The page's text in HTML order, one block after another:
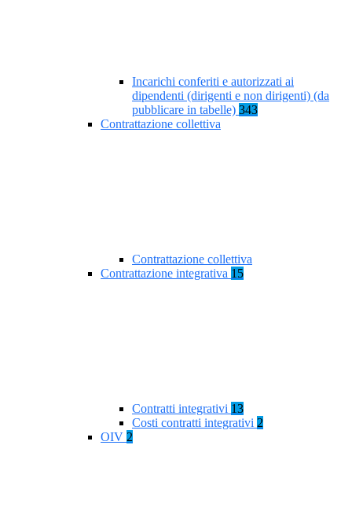
Incarichi conferiti e autorizzati ai
dipendenti (dirigenti e non dirigenti) (da
pubblicare in tabelle) 343
Contrattazione collettiva
Contrattazione collettiva
Contrattazione integrativa 15
Contratti integrativi 13
Costi contratti integrativi 2
OIV 2